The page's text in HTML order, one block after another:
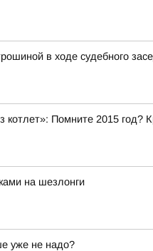
в ходе судебного
Помните 2015 год?
на шезлонги
уже не надо?